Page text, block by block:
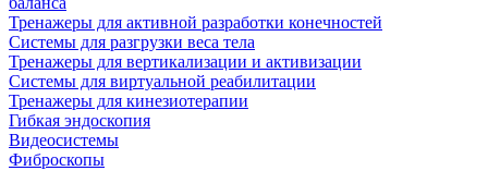
Тренажеры для активной разработки конечностей
Системы для разгрузки веса тела
Тренажеры для вертикализации и активизации
Системы для виртуальной реабилитации
Тренажеры для кинезиотерапии
Гибкая эндоскопия
Видеосистемы
Фиброскопы